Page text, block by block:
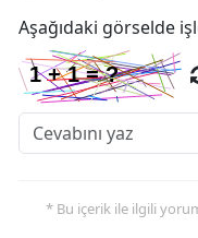
Aşağıdaki görselde
* Bu içerik ile ilgili